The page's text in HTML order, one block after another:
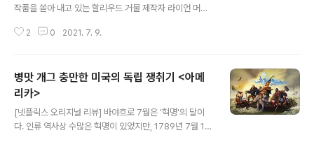
작품을 쏟아 내고 있는 할리우드 거물 제작자 라이언 머피,
5월에 로 포문을 열었듯, 올해도 5월에 신작 드라마로 포
이라... 적어도 나는 이 이름을 전혀 알지 못한다. 들어본 적
도 없고, 인물 사진이나 브랜드 로고나 제품조차 본 적이 없
다. 한때나마 별처럼 반짝 빛났던 때문이지 않을까 싶은데,
자세히 후술하겠지만 그는 말년에 자신의 이름을 내건 브
랜드를 팔았다고 한다. 아니, 팔 수밖에 없었다고 한다. 대
2 0 2021. 7. 9.
병맛 개그 충만한 미국의 독립 쟁취기 <아메
리카>
[넷플릭스 오리지널 리뷰] 바야흐로 7월은 '혁명'의 달이
다. 인류 역사상 수많은 혁명이 있었지만, 1789년 7월 14